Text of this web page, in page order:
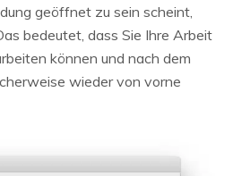
geöffnet zu sein scheint,
bedeutet, dass Sie Ihre Arbeit
können und nach dem
wieder von vorne